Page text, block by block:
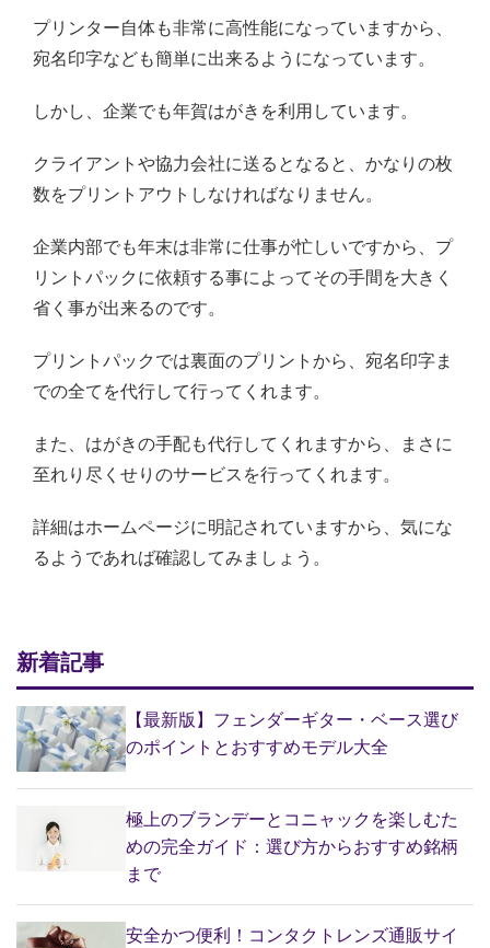
プリンター自体も非常に高性能になっていますから、
宛名印字なども簡単に出来るようになっています。
しかし、企業でも年賀はがきを利用しています。
クライアントや協力会社に送るとなると、かなりの枚
数をプリントアウトしなければなりません。
企業内部でも年末は非常に仕事が忙しいですから、プ
リントパックに依頼する事によってその手間を大きく
省く事が出来るのです。
プリントパックでは裏面のプリントから、宛名印字ま
での全てを代行して行ってくれます。
また、はがきの手配も代行してくれますから、まさに
至れり尽くせりのサービスを行ってくれます。
詳細はホームページに明記されていますから、気にな
るようであれば確認してみましょう。
新着記事
【最新版】フェンダーギター・ベース選び
のポイントとおすすめモデル大全
極上のブランデーとコニャックを楽しむた
めの完全ガイド：選び方からおすすめ銘柄
まで
安全かつ便利！コンタクトレンズ通販サイ